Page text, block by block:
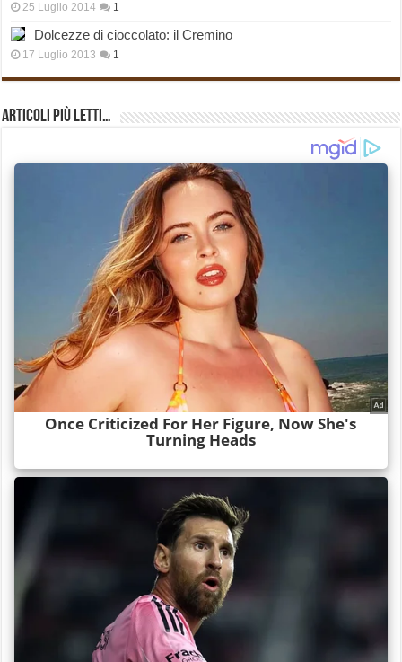
25 Luglio 2014 1
Dolcezze di cioccolato: il Cremino
17 Luglio 2013 1
Articoli più Letti…